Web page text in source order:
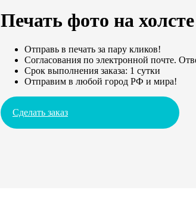
Печать фото на
Отправь в печать за пару кликов!
Согласования по электронной почте.
Срок выполнения заказа: 1 сутки
Отправим в любой город РФ и мира!
Сделать заказ